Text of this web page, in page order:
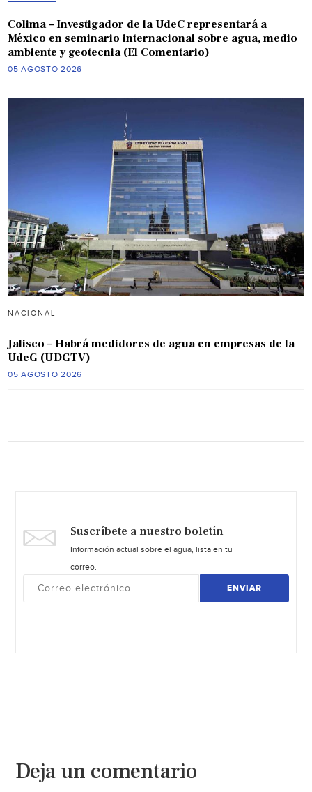
Colima – Investigador de la UdeC representará a
México en seminario internacional sobre agua, medio
ambiente y geotecnia (El Comentario)
05 AGOSTO 2026
NACIONAL
Jalisco – Habrá medidores de agua en empresas de la
UdeG (UDGTV)
05 AGOSTO 2026
Suscríbete a nuestro boletín
Información actual sobre el agua, lista en tu
correo.
ENVIAR
Deja un comentario